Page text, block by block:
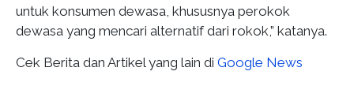
untuk konsumen dewasa, khususnya perokok
dewasa yang mencari alternatif dari rokok,” katanya.
Cek Berita dan Artikel yang lain di Google News